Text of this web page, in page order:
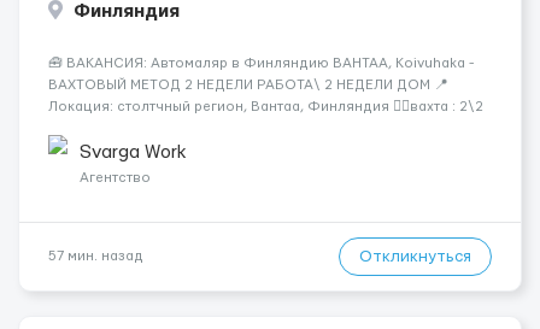
Финляндия
🧰 ВАКАНСИЯ: Автомаляр в Финляндию ВАНТАА, Koivuhaka -
ВАХТОВЫЙ МЕТОД 2 НЕДЕЛИ РАБОТА\ 2 НЕДЕЛИ ДОМ 📍
Локация: столтчный регион, Вантаа, Финляндия 👌🏻вахта : 2\2
час брутто 🏠 Жильё: предоставляется БЕСПЛАТНО 📞
Контакт: +3725672...
Svarga Work
Агентство
57 мин. назад Откликнуться